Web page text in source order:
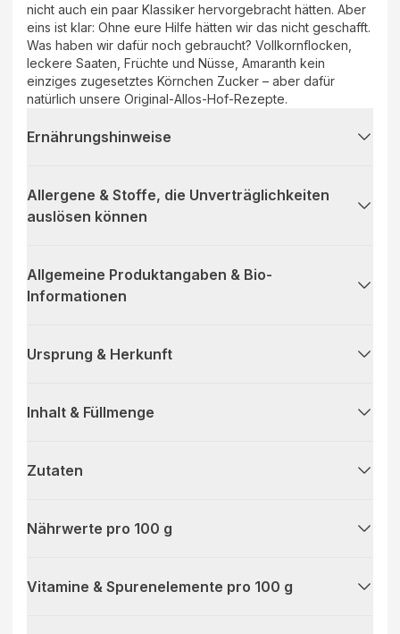
nicht auch ein paar Klassiker hervorgebracht hätten. Aber
eins ist klar: Ohne eure Hilfe hätten wir das nicht geschafft.
Was haben wir dafür noch gebraucht? Vollkornflocken,
leckere Saaten, Früchte und Nüsse, Amaranth kein
einziges zugesetztes Körnchen Zucker – aber dafür
natürlich unsere Original-Allos-Hof-Rezepte.
Ernährungshinweise
Allergene & Stoffe, die Unverträglichkeiten
auslösen können
Allgemeine Produktangaben & Bio-
Informationen
Ursprung & Herkunft
Inhalt & Füllmenge
Zutaten
Nährwerte pro 100 g
Vitamine & Spurenelemente pro 100 g